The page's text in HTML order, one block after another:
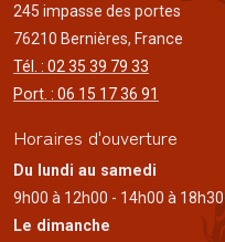
245 impasse des portes
76210 Bernières, France
Tél. : 02 35 39 79 33
Port. : 06 15 17 36 91
Horaires d'ouverture
Du lundi au samedi
9h00 à 12h00 - 14h00 à 18h30
Le dimanche